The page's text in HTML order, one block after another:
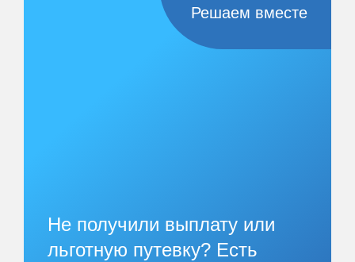
Решаем вместе
Не получили выплату или
льготную путевку? Есть